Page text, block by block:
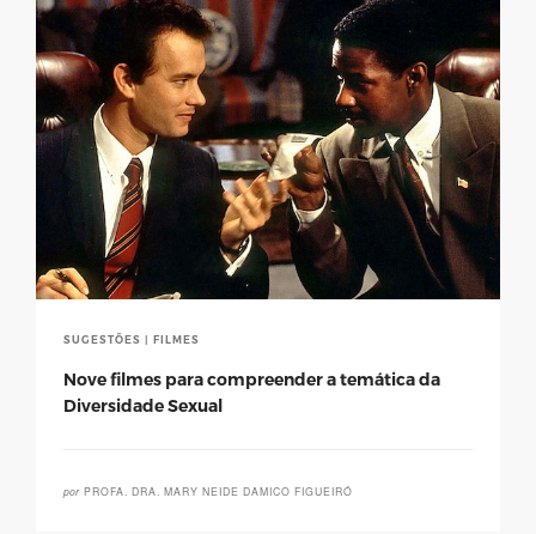
SUGESTÕES | FILMES
Nove filmes para compreender a temática da
Diversidade Sexual
por PROFA. DRA. MARY NEIDE DAMICO FIGUEIRÓ